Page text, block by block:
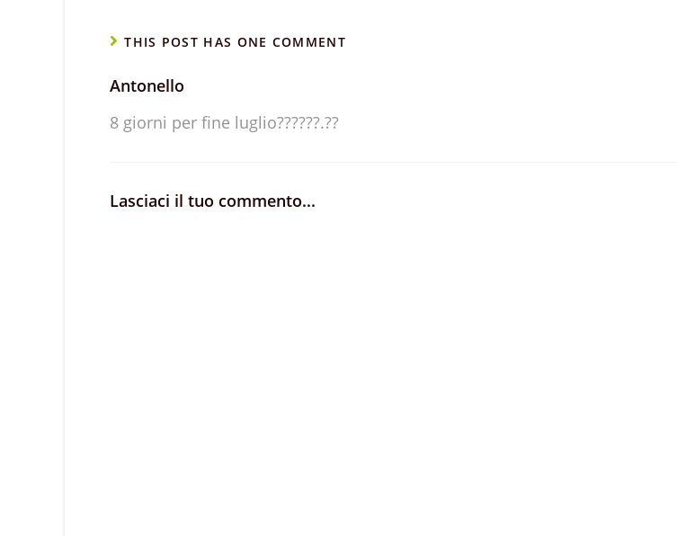
THIS POST HAS ONE COMMENT
Antonello
8 giorni per fine luglio??????.??
Lasciaci il tuo commento...